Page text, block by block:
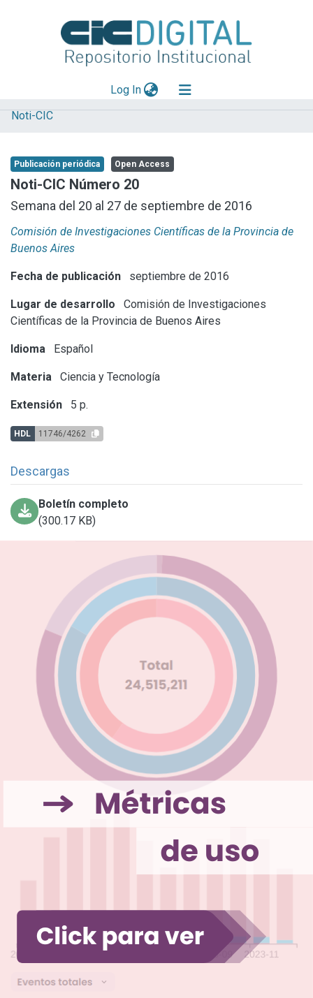
Log In(current)
Explorar
Aportar material
Statistics
Noti-CIC
Publicación periódica Open Access
Noti-CIC Número 20
Semana del 20 al 27 de septiembre de 2016
Comisión de Investigaciones Científicas de la Provincia de
Buenos Aires
Fecha de publicación septiembre de 2016
Lugar de desarrollo
Comisión de Investigaciones
Científicas de la Provincia de Buenos Aires
Idioma Español
Materia Ciencia y Tecnología
Extensión 5 p.
HDL 11746/4262
Descargas
Boletín completo
(300.17 KB)